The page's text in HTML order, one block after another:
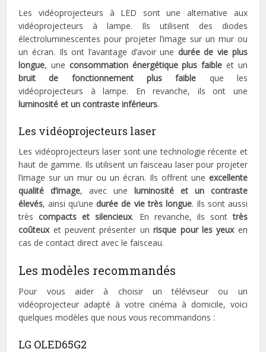
Les vidéoprojecteurs à LED sont une alternative aux
vidéoprojecteurs à lampe. Ils utilisent des diodes
électroluminescentes pour projeter l’image sur un mur ou
un écran. Ils ont l’avantage d’avoir une durée de vie plus
longue, une consommation énergétique plus faible et un
bruit de fonctionnement plus faible que les
vidéoprojecteurs à lampe. En revanche, ils ont une
luminosité et un contraste inférieurs.
Les vidéoprojecteurs laser
Les vidéoprojecteurs laser sont une technologie récente et
haut de gamme. Ils utilisent un faisceau laser pour projeter
l’image sur un mur ou un écran. Ils offrent une excellente
qualité d’image, avec une luminosité et un contraste
élevés, ainsi qu’unedurée de vie très longue. Ils sont aussi
trèscompacts et silencieux. En revanche, ils sonttrès
coûteuxet peuvent présenter unrisque pour les yeuxen
cas de contact direct avec le faisceau.
Les modèles recommandés
Pour vous aider à choisir un téléviseur ou un
vidéoprojecteur adapté à votre cinéma à domicile, voici
quelques modèles que nous vous recommandons :
LG OLED65G2